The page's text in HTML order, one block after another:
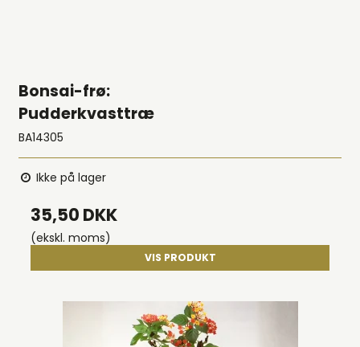
Bonsai-frø:
Pudderkvasttræ
BA14305
Ikke på lager
35,50 DKK
(ekskl. moms)
VIS PRODUKT